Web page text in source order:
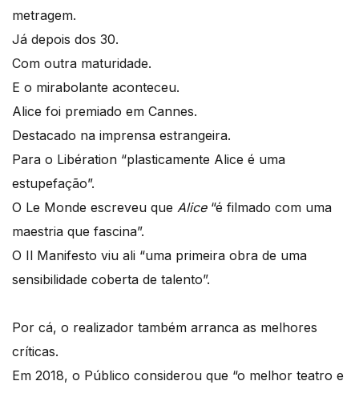
metragem.
Já depois dos 30.
Com outra maturidade.
E o mirabolante aconteceu.
Alice foi premiado em Cannes.
Destacado na imprensa estrangeira.
Para o Libération “plasticamente Alice é uma
estupefação”.
O Le Monde escreveu que Alice“é filmado com uma
maestria que fascina”.
O Il Manifesto viu ali “uma primeira obra de uma
sensibilidade coberta de talento”.
Por cá, o realizador também arranca as melhores
críticas.
Em 2018, o Público considerou que “o melhor teatro e